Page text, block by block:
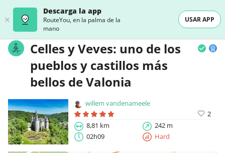
Descarga la app
RouteYou, en la palma de la
mano
USAR APP
Celles y Veves: uno de los
pueblos y castillos más
bellos de Valonia
willem vandenameele
2
8,81 km
242 m
02h09
Hard